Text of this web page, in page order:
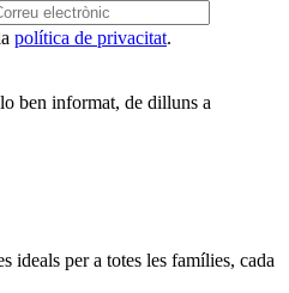
política de privacitat.
ben informat, de dilluns a
ideals per a totes les famílies, cada